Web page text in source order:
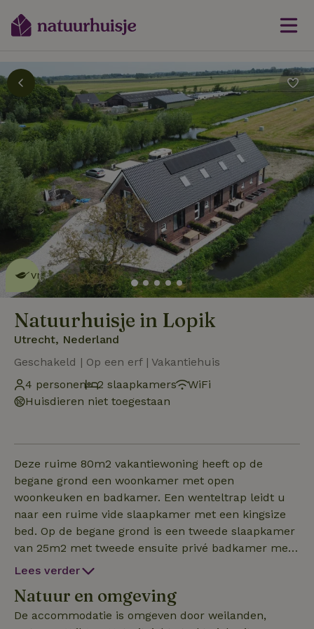
Dit natuurhuisje is eco-
vriendelijklees meer
Natuurhuisje in Lopik
Utrecht, Nederland
Geschakeld | Op een erf | Vakantiehuis
4 personen
2 slaapkamers
WiFi
Huisdieren niet toegestaan
Deze ruime 80m2 vakantiewoning heeft op de
begane grond een woonkamer met open
woonkeuken en badkamer. Een wenteltrap leidt u
naar een ruime vide slaapkamer met een kingsize
bed. Op de begane grond is een tweede slaapkamer
van 25m2 met tweede ensuite privé badkamer met
regendouche. Deze kamer beschikt over een zitje en
(Queensize) en een TV. Er is een gezellige
volwaardige keuken met heerlijke koffie, een
Lees verder
Natuur en omgeving
De accommodatie is omgeven door weilanden,